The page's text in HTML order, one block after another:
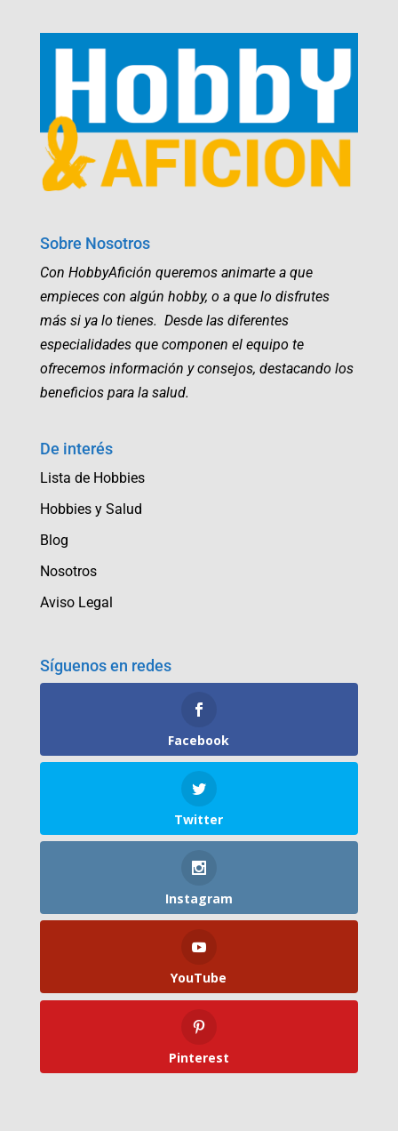
Sobre Nosotros
Con HobbyAfición queremos animarte a que
empieces con algún hobby, o a que lo disfrutes
más si ya lo tienes. Desde las diferentes
especialidades que componen el equipo te
ofrecemos información y consejos, destacando los
beneficios para la salud.
De interés
Lista de Hobbies
Hobbies y Salud
Blog
Nosotros
Aviso Legal
Síguenos en redes
Facebook
Twitter
Instagram
YouTube
Pinterest